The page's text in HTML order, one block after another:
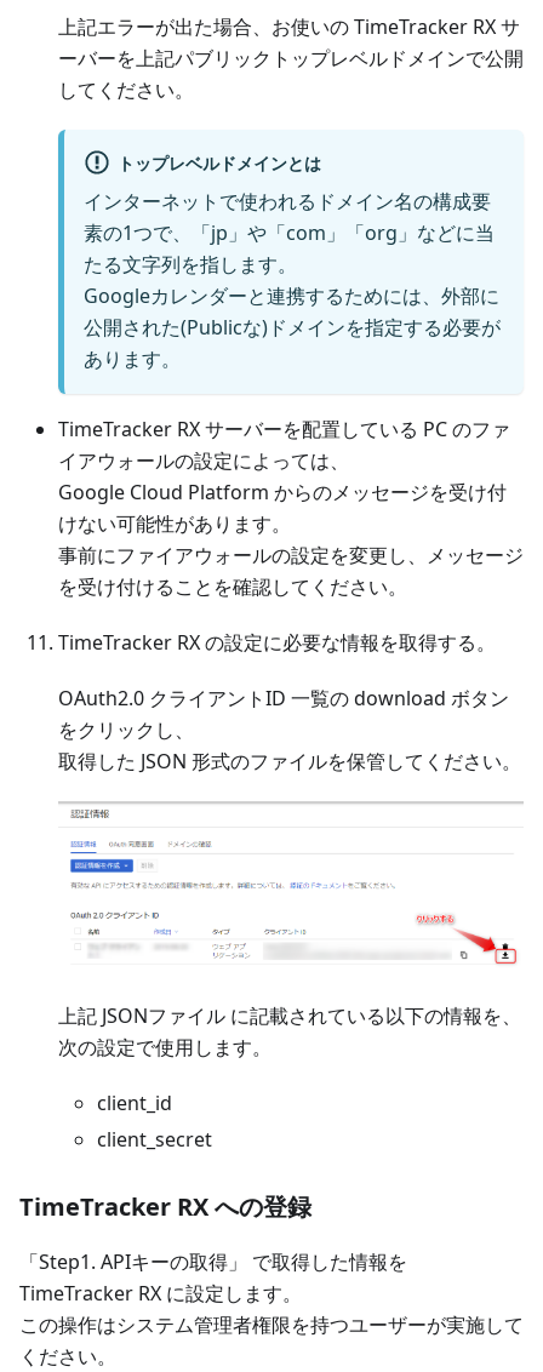
上記エラーが出た場合、お使いの TimeTracker RX サ
ーバーを上記パブリックトップレベルドメインで公開
してください。
トップレベルドメインとは
インターネットで使われるドメイン名の構成要
素の1つで、「jp」や「com」「org」などに当
たる文字列を指します。
Googleカレンダーと連携するためには、外部に
公開された(Publicな)ドメインを指定する必要が
あります。
TimeTracker RX サーバーを配置している PC のファ
イアウォールの設定によっては、
Google Cloud Platform からのメッセージを受け付
けない可能性があります。
事前にファイアウォールの設定を変更し、メッセージ
を受け付けることを確認してください。
TimeTracker RX の設定に必要な情報を取得する。
OAuth2.0 クライアントID 一覧の download ボタン
をクリックし、
取得した JSON 形式のファイルを保管してください。
上記 JSONファイル に記載されている以下の情報を、
次の設定で使用します。
client_id
client_secret
TimeTracker RX への登録
「Step1. APIキーの取得」 で取得した情報を
TimeTracker RX に設定します。
この操作はシステム管理者権限を持つユーザーが実施して
ください。